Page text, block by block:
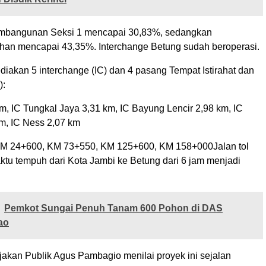
Seksi 1 mencapai 30,83%, sedangkan
mencapai 43,35%. Interchange Betung sudah beroperasi.
5 interchange (IC) dan 4 pasang Tempat Istirahat dan
IC Tungkal Jaya 3,31 km, IC Bayung Lencir 2,98 km, IC
IC Ness 2,07 km
24+600, KM 73+550, KM 125+600, KM 158+000Jalan tol
tempuh dari Kota Jambi ke Betung dari 6 jam menjadi
Pemkot Sungai Penuh Tanam 600 Pohon di DAS
Publik Agus Pambagio menilai proyek ini sejalan